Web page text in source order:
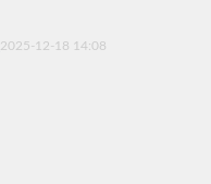
2025-12-18 14:08